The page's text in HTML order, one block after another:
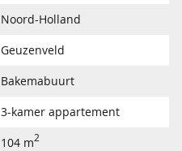
Noord-Holland
Geuzenveld
Bakemabuurt
3-kamer appartement
104 m2